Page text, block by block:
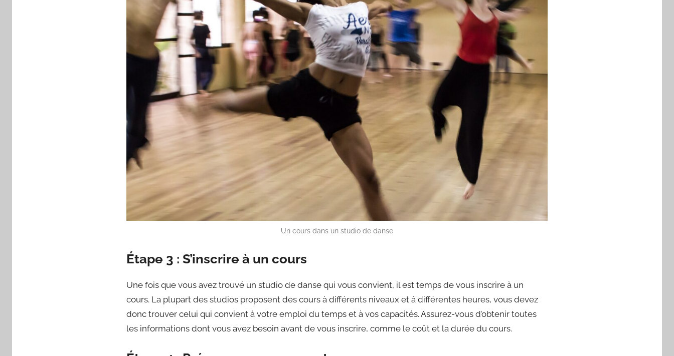
Un cours dans un studio de danse
Étape 3 : S’inscrire à un cours
Une fois que vous avez trouvé un studio de danse qui vous convient, il est temps de vous inscrire à un
cours. La plupart des studios proposent des cours à différents niveaux et à différentes heures, vous devez
donc trouver celui qui convient à votre emploi du temps et à vos capacités. Assurez-vous d’obtenir toutes
les informations dont vous avez besoin avant de vous inscrire, comme le coût et la durée du cours.